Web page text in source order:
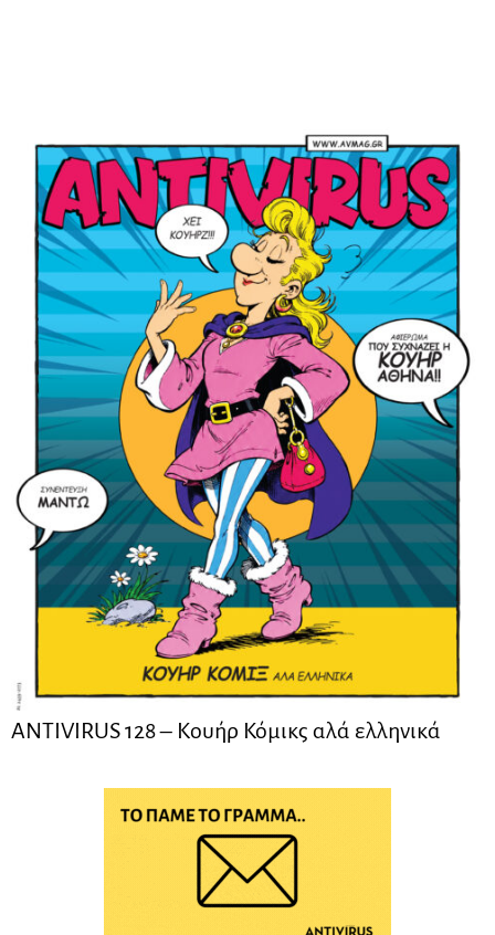
ANTIVIRUS 128 – Kουήρ Κόμικς αλά ελληνικά